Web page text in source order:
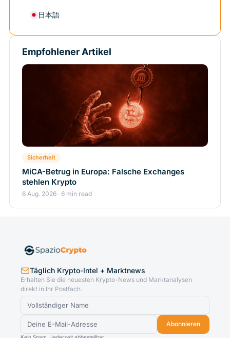
日本語
Empfohlener Artikel
Sicherheit
MiCA-Betrug in Europa: Falsche Exchanges
stehlen Krypto
6 Aug. 2026 · 6 min read
Täglich Krypto-Intel + Marktnews
Erhalten Sie die neuesten Krypto-News und Marktanalysen
direkt in Ihr Postfach.
Abonnieren
Kein Spam. Jederzeit abbestellbar.